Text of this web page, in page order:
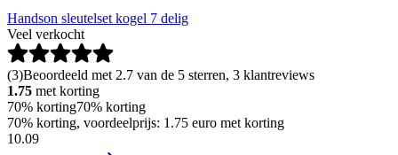
Handson sleutelset kogel 7 delig
Veel verkocht
(3)Beoordeeld met 2.7 van de 5 sterren, 3 klantreviews
1.75 met korting
70% korting70% korting
70% korting, voordeelprijs: 1.75 euro met korting
10.09